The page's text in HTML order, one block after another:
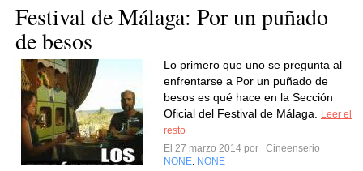
Festival de Málaga: Por un puñado
de besos
Lo primero que uno se pregunta al
enfrentarse a Por un puñado de
besos es qué hace en la Sección
Oficial del Festival de Málaga.
Leer el
resto
El 27 marzo 2014 por
Cineenserio
NONE NONE